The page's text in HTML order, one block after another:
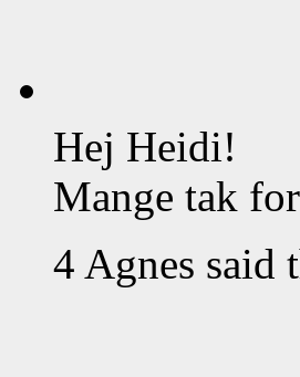
Hej Heidi!
Mange tak
4 Agnes said